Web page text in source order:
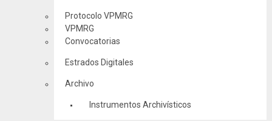
Protocolo VPMRG
VPMRG
Convocatorias
Estrados Digitales
Archivo
Instrumentos Archivísticos